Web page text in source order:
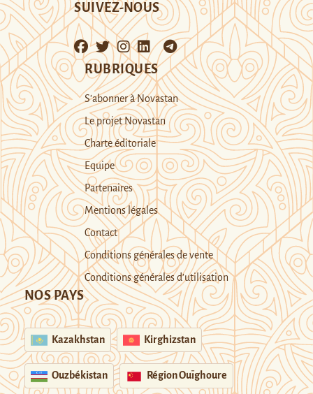
SUIVEZ-NOUS
RUBRIQUES
S’abonner à Novastan
Le projet Novastan
Charte éditoriale
Equipe
Partenaires
Mentions légales
Contact
Conditions générales de vente
Conditions générales d’utilisation
NOS PAYS
Kazakhstan Kirghizstan
Ouzbékistan Région Ouïghoure